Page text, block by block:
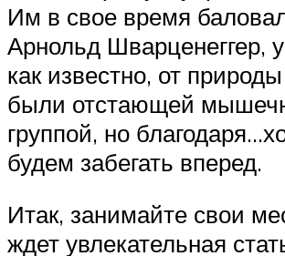
Им в свое время
Арнольд Шварценеггер, у
как известно, от
были отстающей
группой, но
будем забегать вперед.
Итак, занимайте свои
ждет увлекательная